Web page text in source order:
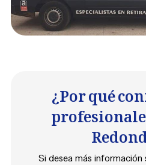
¿Por qué
Si desea más